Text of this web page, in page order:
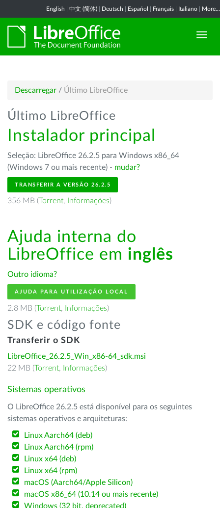
English 中文 (简体) Deutsch Español Français Italiano More...
Descarregar / Último LibreOffice
Último LibreOffice
Instalador principal
Seleção: LibreOffice 26.2.5 para Windows x86_64
(Windows 7 ou mais recente) - mudar?
TRANSFERIR A VERSÃO 26.2.5
356 MB (Torrent, Informações)
Ajuda interna do
LibreOffice em inglês
Outro idioma?
AJUDA PARA UTILIZAÇÃO LOCAL
2.8 MB (Torrent, Informações)
SDK e código fonte
Transferir o SDK
LibreOffice_26.2.5_Win_x86-64_sdk.msi
22 MB (Torrent, Informações)
Sistemas operativos
O LibreOffice 26.2.5 está disponível para os seguintes
sistemas operativos e arquiteturas:
Linux Aarch64 (deb)
Linux Aarch64 (rpm)
Linux x64 (deb)
Linux x64 (rpm)
macOS (Aarch64/Apple Silicon)
macOS x86_64 (10.14 ou mais recente)
Windows (32 bit, deprecated)